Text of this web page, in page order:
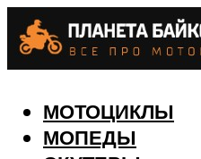
МОТОЦИКЛЫ
МОПЕДЫ